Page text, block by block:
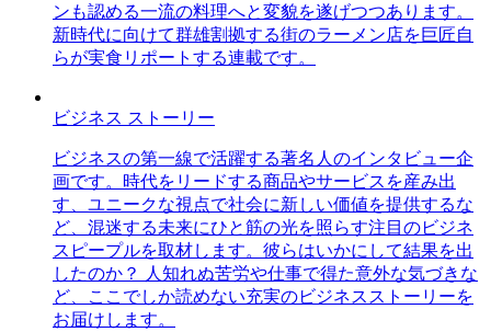
ンも認める一流の料理へと変貌を遂げつつあります。
新時代に向けて群雄割拠する街のラーメン店を巨匠自
らが実食リポートする連載です。
ビジネス ストーリー
ビジネスの第一線で活躍する著名人のインタビュー企
画です。時代をリードする商品やサービスを産み出
す、ユニークな視点で社会に新しい価値を提供するな
ど、混迷する未来にひと筋の光を照らす注目のビジネ
スピープルを取材します。彼らはいかにして結果を出
したのか？ 人知れぬ苦労や仕事で得た意外な気づきな
ど、ここでしか読めない充実のビジネスストーリーを
お届けします。